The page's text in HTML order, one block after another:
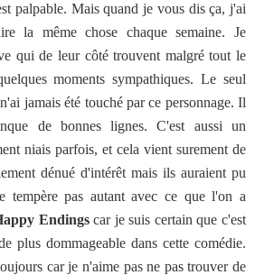
palpable. Mais quand je vous dis ça, j'ai
la même chose chaque semaine. Je
qui de leur côté trouvent malgré tout le
moments sympathiques. Le seul
jamais été touché par ce personnage. Il
de bonnes lignes. C'est aussi un
niais parfois, et cela vient surement de
dénué d'intérêt mais ils auraient pu
tempère pas autant avec ce que l'on a
Endingscar je suis certain que c'est
plus dommageable dans cette comédie.
car je n'aime pas ne pas trouver de